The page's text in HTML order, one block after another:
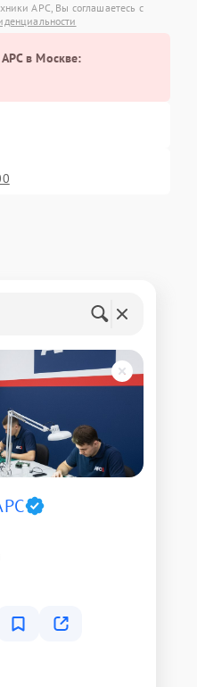
APC, Вы соглашаетесь с
в Москве: